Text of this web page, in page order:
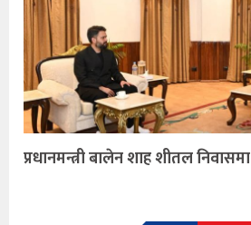
प्रधानमन्त्री बालेन शाह शीतल निवासमा